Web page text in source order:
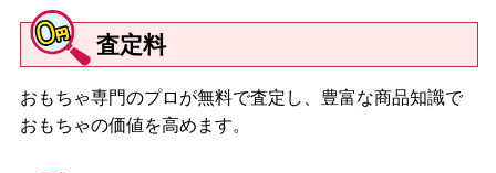
ネオブライス ジュニームニーキューティー
ネオブライス ブリング・ブリング・パーティー・ファー/ネオブラ
イス マラケシュ メランジュ/ネオブライス CWC限定ネオブライ
査定料
おもちゃ専門のプロが無料で査定し、豊富な商品知識で
おもちゃの価値を高めます。